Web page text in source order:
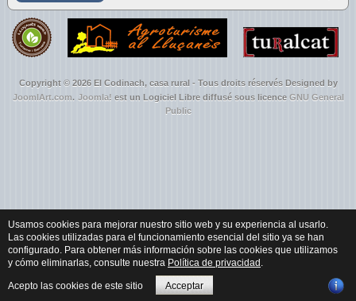
Copyright © 2026 El Codinach, casa rural - Tous droits réservés Designed by
JoomlArt.com. Joomla! est un Logiciel Libre diffusé sous licence GNU General
Public
Usamos cookies para mejorar nuestro sitio web y su experiencia al usarlo.
Las cookies utilizadas para el funcionamiento esencial del sitio ya se han
configurado. Para obtener más información sobre las cookies que utilizamos
y cómo eliminarlas, consulte nuestra Política de privacidad .
Acepto las cookies de este sitio Acceptar